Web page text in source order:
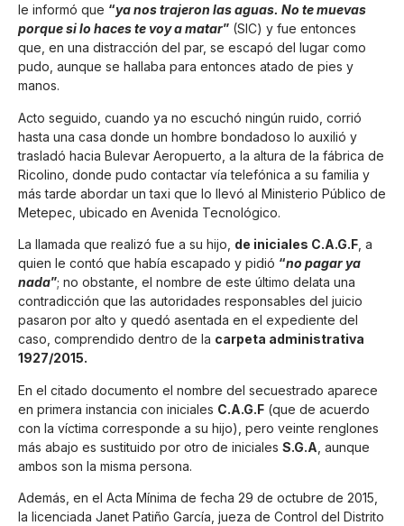
le informó que “ya nos trajeron las aguas. No te muevas
porque si lo haces te voy a matar” (SIC) y fue entonces
que, en una distracción del par, se escapó del lugar como
pudo, aunque se hallaba para entonces atado de pies y
manos.
Acto seguido, cuando ya no escuchó ningún ruido, corrió
hasta una casa donde un hombre bondadoso lo auxilió y
trasladó hacia Bulevar Aeropuerto, a la altura de la fábrica de
Ricolino, donde pudo contactar vía telefónica a su familia y
más tarde abordar un taxi que lo llevó al Ministerio Público de
Metepec, ubicado en Avenida Tecnológico.
La llamada que realizó fue a su hijo, de iniciales C.A.G.F , a
quien le contó que había escapado y pidió “no pagar ya
nada”; no obstante, el nombre de este último delata una
contradicción que las autoridades responsables del juicio
pasaron por alto y quedó asentada en el expediente del
caso, comprendido dentro de la carpeta administrativa
1927/2015.
En el citado documento el nombre del secuestrado aparece
en primera instancia con iniciales C.A.G.F (que de acuerdo
con la víctima corresponde a su hijo), pero veinte renglones
más abajo es sustituido por otro de iniciales S.G.A , aunque
ambos son la misma persona.
Además, en el Acta Mínima de fecha 29 de octubre de 2015,
la licenciada Janet Patiño García, jueza de Control del Distrito